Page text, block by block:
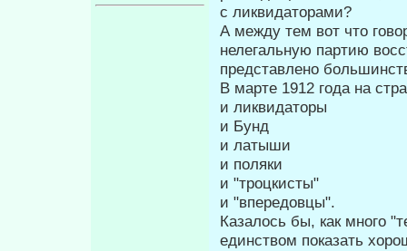
с ликвидаторами?
А между тем вот что
не­легальную партию
представлено
В марте 1912 года на
и ликвидаторы
и Бунд
и латыши
и поляки
и "троцкисты"
и "впередовцы".
Казалось бы, как много
единст­вом показать